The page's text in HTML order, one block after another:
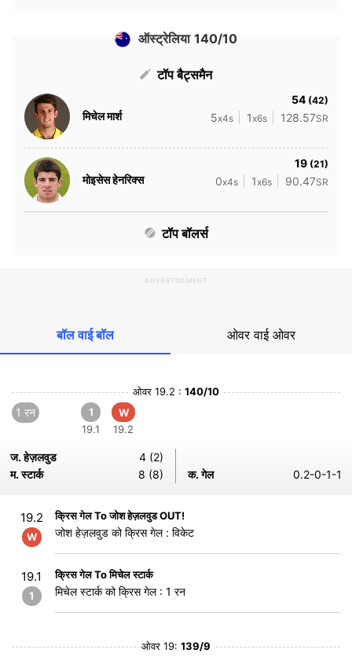
ऑस्ट्रेलिया 140/10
टॉप बैट्समैन
मिचेल मार्श
54 (42)
5x4s 1x6s 128.57SR
मोइसेस हेनरिक्स
19 (21)
0x4s 1x6s 90.47SR
टॉप बॉलर्स
ADVERTISEMENT
बॉल वाई बॉल ओवर वाई ओवर
ओवर 19.2 : 140/10
1 रन
1
19.1
W
19.2
ज. हेज़लवुड
4 (2)
म. स्टार्क
8 (8) क. गेल 0.2-0-1-1
19.2
W
क्रिस गेल To जोश हेज़लवुड OUT!
जोश हेज़लवुड को क्रिस गेल : विकेट
19.1
1
क्रिस गेल To मिचेल स्टार्क
मिचेल स्टार्क को क्रिस गेल : 1 रन
ओवर 19: 139/9